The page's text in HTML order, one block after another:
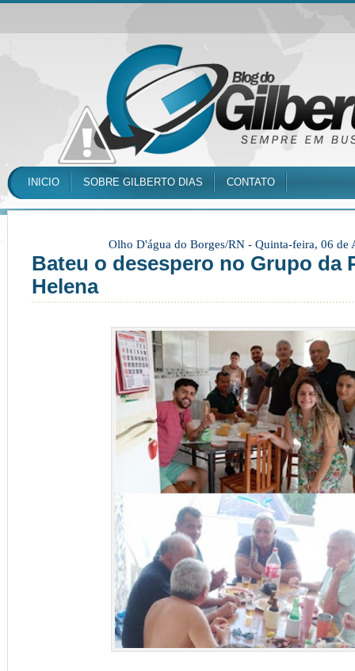
INICIO SOBRE GILBERTO DIAS CONTATO
Olho D'água do Borges/RN - Quinta-feira, 06 de
Bateu o desespero no Grupo da
Helena